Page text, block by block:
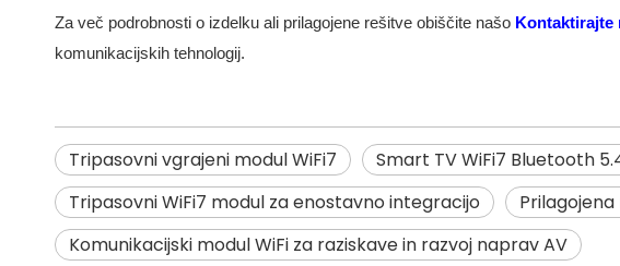
Za več podrobnosti o izdelku ali prilagojene rešitve obiščite našo Kontaktirajte
komunikacijskih tehnologij.
Tripasovni vgrajeni modul WiFi7 Smart TV WiFi7 Bluetooth
Tripasovni WiFi7 modul za enostavno integracijo
Komunikacijski modul WiFi za raziskave in razvoj naprav AV